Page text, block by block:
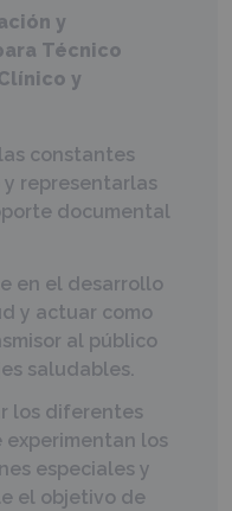
y
Técnico
y
constantes
representarlas
documental
en el desarrollo
y actuar como
al público
saludables.
los diferentes
experimentan los
especiales y
el objetivo de